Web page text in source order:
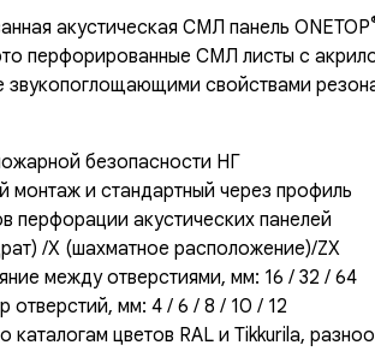
акустическая СМЛ панель ONETOP
перфорированные СМЛ листы с
свойствами
безопасности НГ
монтаж и стандартный через профиль
перфорации акустических панелей
/Х (шахматное расположение)/ZX
между отверстиями, мм: 16 / 32 / 64
отверстий, мм: 4 / 6 / 8 / 10 / 12
каталогам цветов RAL и Tikkurila,